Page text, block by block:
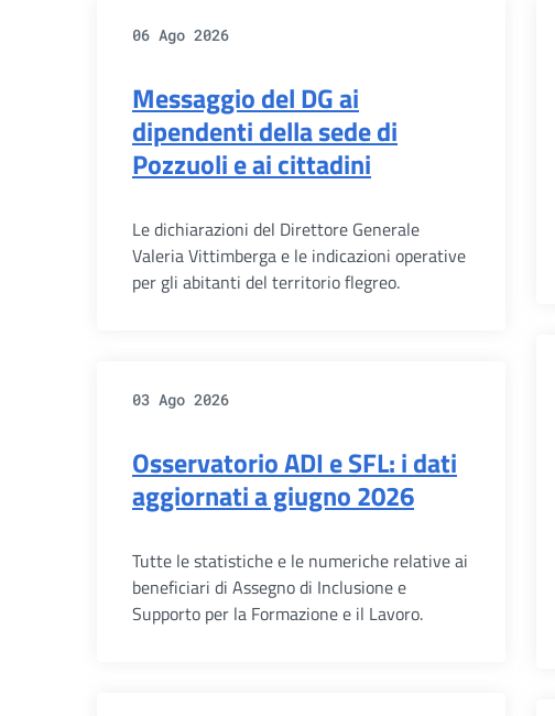
06 Ago 2026
Messaggio del DG ai
dipendenti della sede di
Pozzuoli e ai cittadini
Le dichiarazioni del Direttore Generale
Valeria Vittimberga e le indicazioni operative
per gli abitanti del territorio flegreo.
03 Ago 2026
Osservatorio ADI e SFL: i dati
aggiornati a giugno 2026
Tutte le statistiche e le numeriche relative ai
beneficiari di Assegno di Inclusione e
Supporto per la Formazione e il Lavoro.